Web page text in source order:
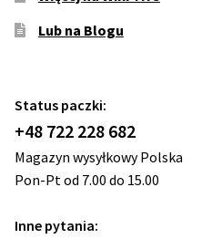
Lub na Blogu
Status paczki:
+48 722 228 682
Magazyn wysyłkowy Polska
Pon-Pt od 7.00 do 15.00
Inne pytania: